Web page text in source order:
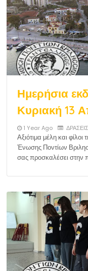
Ημερήσια
Κυριακή 13
1 Year Ago
Αξιότιμα μέλη και
Ένωσης Ποντίων
σας προσκαλέσει στην